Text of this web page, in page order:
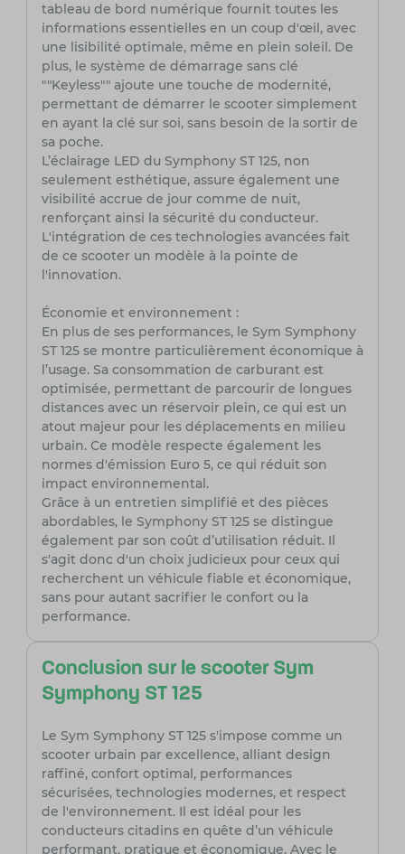
tableau de bord numérique fournit toutes les
informations essentielles en un coup d'œil, avec
une lisibilité optimale, même en plein soleil. De
plus, le système de démarrage sans clé
""Keyless"" ajoute une touche de modernité,
permettant de démarrer le scooter simplement
en ayant la clé sur soi, sans besoin de la sortir de
sa poche.
L’éclairage LED du Symphony ST 125, non
seulement esthétique, assure également une
visibilité accrue de jour comme de nuit,
renforçant ainsi la sécurité du conducteur.
L'intégration de ces technologies avancées fait
de ce scooter un modèle à la pointe de
l'innovation.
Économie et environnement :
En plus de ses performances, le Sym Symphony
ST 125 se montre particulièrement économique à
l’usage. Sa consommation de carburant est
optimisée, permettant de parcourir de longues
distances avec un réservoir plein, ce qui est un
atout majeur pour les déplacements en milieu
urbain. Ce modèle respecte également les
normes d'émission Euro 5, ce qui réduit son
impact environnemental.
Grâce à un entretien simplifié et des pièces
abordables, le Symphony ST 125 se distingue
également par son coût d’utilisation réduit. Il
s'agit donc d'un choix judicieux pour ceux qui
recherchent un véhicule fiable et économique,
sans pour autant sacrifier le confort ou la
performance.
Conclusion sur le scooter Sym
Symphony ST 125
Le Sym Symphony ST 125 s'impose comme un
scooter urbain par excellence, alliant design
raffiné, confort optimal, performances
sécurisées, technologies modernes, et respect
de l'environnement. Il est idéal pour les
conducteurs citadins en quête d’un véhicule
performant, pratique et économique. Avec le